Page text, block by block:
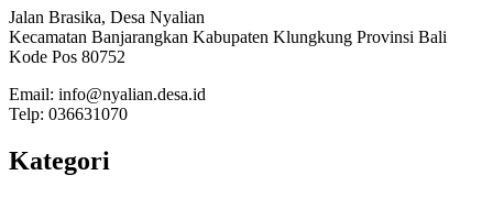
Jalan Brasika, Desa Nyalian
Kecamatan Banjarangkan Kabupaten Klungkung Provinsi Bali
Kode Pos 80752
Email: info@nyalian.desa.id
Telp: 036631070
Kategori